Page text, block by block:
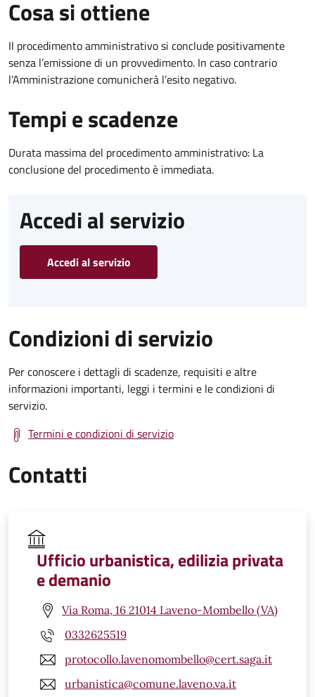
Cosa si ottiene
Il procedimento amministrativo si conclude positivamente
senza l’emissione di un provvedimento. In caso contrario
l’Amministrazione comunicherà l’esito negativo.
Tempi e scadenze
Durata massima del procedimento amministrativo: La
conclusione del procedimento è immediata.
Accedi al servizio
Accedi al servizio
Condizioni di servizio
Per conoscere i dettagli di scadenze, requisiti e altre
informazioni importanti, leggi i termini e le condizioni di
servizio.
Termini e condizioni di servizio
Contatti
Ufficio urbanistica, edilizia privata
e demanio
Via Roma, 16 21014 Laveno-Mombello (VA)
0332625519
protocollo.lavenomombello@cert.saga.it
urbanistica@comune.laveno.va.it